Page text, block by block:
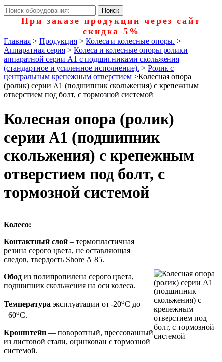
При заказе продукции через сайт
скидка 5%
Главная > Продукция > Колеса и колесные опоры. >
Аппаратная серия > Колеса и колесные опоры ролики
аппаратной серии А1 с подшипниками скольжения
(стандартное и усиленное исполнение). > Ролик с
центральным крепежным отверстием >Колесная опора
(ролик) серии А1 (подшипник скольжения) с крепежным
отверстием под болт, с тормозной системой
Колесная опора (ролик)
серии А1 (подшипник
скольжения) с крепежным
отверстием под болт, с
тормозной системой
Колесо:
Контактный слой – термопластичная
резина серого цвета, не оставляющая
следов, твердость Shore А 85.
Обод из полипропилена серого цвета,
подшипник скольжения на оси колеса.
Температура эксплуатации от -20oС до
+60oС.
Кронштейн — поворотный, прессованный
из листовой стали, оцинкован с тормозной
системой.